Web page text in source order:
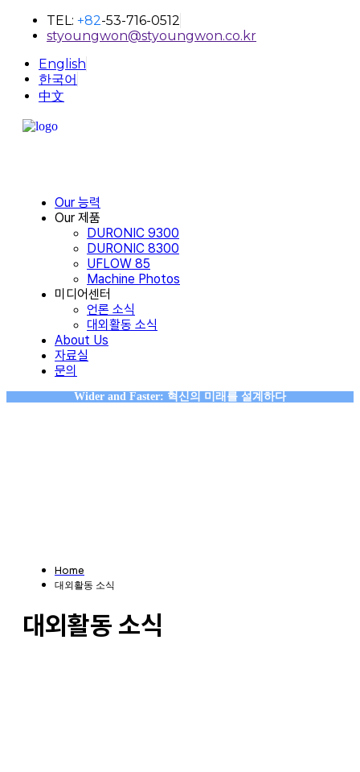
TEL: +82-53-716-0512
styoungwon@styoungwon.co.kr
English
한국어
中文
Our 능력
Our 제품
DURONIC 9300
DURONIC 8300
UFLOW 85
Machine Photos
미디어센터
언론 소식
대외활동 소식
About Us
자료실
문의
Wider and Faster: 혁신의 미래를 설계하다
Home
대외활동 소식
대외활동 소식